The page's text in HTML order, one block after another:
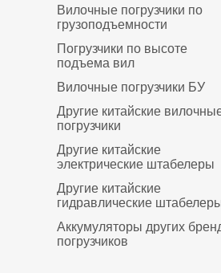
Вилочные погрузчики по
грузоподъемности
Погрузчики по высоте
подъема вил
Вилочные погрузчики БУ
Другие китайские
погрузчики
Другие китайские
электрические штабелеры
Другие китайские
гидравлические
Аккумуляторы других
погрузчиков